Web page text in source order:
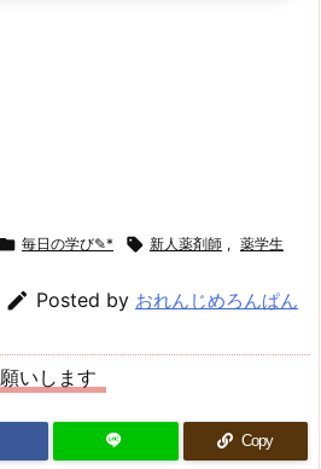
 毎日の学び✎*  新人薬剤師 , 薬学生
 Posted by おれんじめろんぱん
いします
Copy